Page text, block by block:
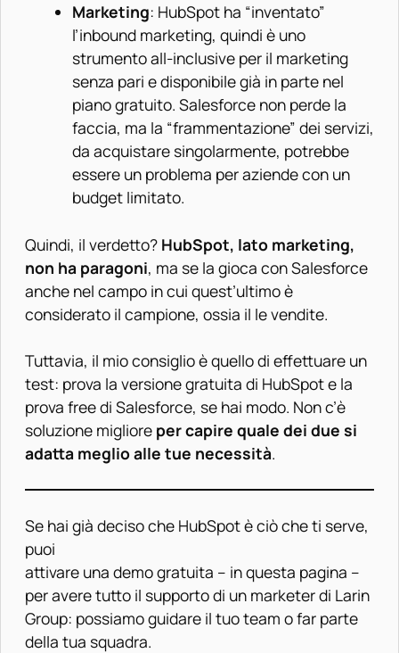
Marketing: HubSpot ha “inventato”
l’inbound marketing, quindi è uno
strumento all-inclusive per il marketing
senza pari e disponibile già in parte nel
piano gratuito. Salesforce non perde la
faccia, ma la “frammentazione” dei servizi,
da acquistare singolarmente, potrebbe
essere un problema per aziende con un
budget limitato.
Quindi, il verdetto?HubSpot, lato marketing,
non ha paragoni, ma se la gioca con Salesforce
anche nel campo in cui quest’ultimo è
considerato il campione, ossia il le vendite.
Tuttavia, il mio consiglio è quello di effettuare un
test: prova la versione gratuita di HubSpot e la
prova free di Salesforce, se hai modo. Non c’è
soluzione migliore per capire quale dei due si
adatta meglio alle tue necessità.
Se hai già deciso che HubSpot è ciò che ti serve,
puoi
attivare una demo gratuita – in questa pagina –
per avere tutto il supporto di un marketer di Larin
Group: possiamo guidare il tuo team o far parte
della tua squadra.